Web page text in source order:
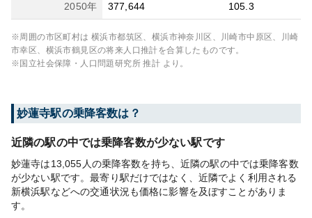
2050年 377,644 105.3
※周囲の市区町村は 横浜市都筑区、横浜市神奈川区、川崎市中原区、川崎
市幸区、横浜市鶴見区の将来人口推計を合算したものです。
※国立社会保障・人口問題研究所 推計 より。
妙蓮寺駅の乗降客数は？
近隣の駅の中では乗降客数が少ない駅です
妙蓮寺は13,055人の乗降客数を持ち、近隣の駅の中では乗降客数
が少ない駅です。最寄り駅だけではなく、近隣でよく利用される
新横浜駅などへの交通状況も価格に影響を及ぼすことがありま
す。